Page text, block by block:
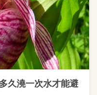
久澆一次水才能避